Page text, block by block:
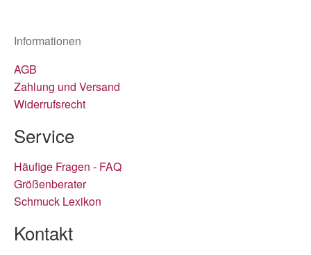
Informationen
AGB
Zahlung und Versand
Widerrufsrecht
Service
Häufige Fragen - FAQ
Größenberater
Schmuck Lexikon
Kontakt